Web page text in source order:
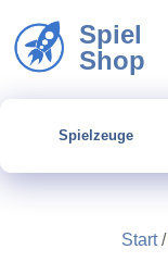
Spiel
Shop
Spielzeuge
Start/